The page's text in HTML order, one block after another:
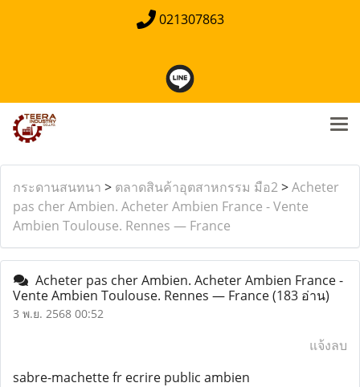
021307863
กระดานสนทนา > ตลาดสินค้าอุตสาหกรรม มือ2>Acheter
pas cher Ambien. Acheter Ambien France - Vente
Ambien Toulouse. Rennes — France
Acheter pas cher Ambien. Acheter Ambien France -
Vente Ambien Toulouse. Rennes — France(183 อ่าน)
3 พ.ย. 2568 00:52
แจ้งลบ
sabre-machette fr ecrire public ambien